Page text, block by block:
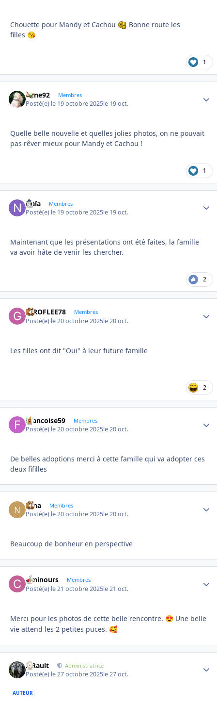
Chouette pour Mandy et Cachou
Bonne route les
filles 😘
1
anne92 Membres
Posté(e) le 19 octobre 2025le 19 oct.
Quelle belle nouvelle et quelles jolies photos, on ne pouvait
pas rêver mieux pour Mandy et Cachou !
1
Naïa Membres
Posté(e) le 19 octobre 2025le 19 oct.
Maintenant que les présentations ont été faites, la famille
va avoir hâte de venir les chercher.
2
GIROFLEE78 Membres
Posté(e) le 20 octobre 2025le 20 oct.
Les filles ont dit "Oui" à leur future famille
2
Francoise59 Membres
Posté(e) le 20 octobre 2025le 20 oct.
De belles adoptions merci à cette famille qui va adopter ces
deux fifilles
Nina Membres
Posté(e) le 20 octobre 2025le 20 oct.
Beaucoup de bonheur en perspective
caninours Membres
Posté(e) le 21 octobre 2025le 21 oct.
Merci pour les photos de cette belle rencontre. 😍 Une belle
vie attend les 2 petites puces. 🥰
S.Rault Administratrice
Posté(e) le 27 octobre 2025le 27 oct.
AUTEUR